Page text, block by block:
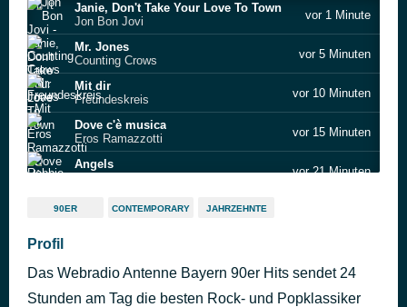
Janie, Don't Take Your Love To Town
Jon Bon Jovi
vor 1 Minute
Mr. Jones
Counting Crows
vor 5 Minuten
Mit dir
Freundeskreis
vor 10 Minuten
Dove c'è musica
Eros Ramazzotti
vor 15 Minuten
Angels
vor 21 Minuten
Runaway Train
Children
Robert Miles
90ER CONTEMPORARY JAHRZEHNTE
Profil
Das Webradio Antenne Bayern 90er Hits sendet 24
Stunden am Tag die besten Rock- und Popklassiker